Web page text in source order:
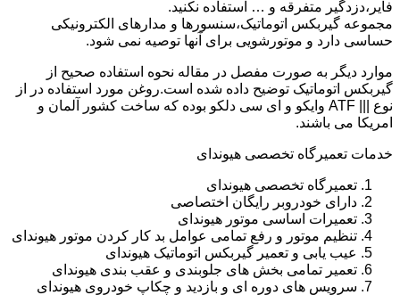
فایر،دزدگیر متفرقه و … استفاده نکنید.
مجموعه گیربکس اتوماتیک،سنسورها و مدارهای الکترونیکی
حساسی دارد و موتورشویی برای آنها توصیه نمی شود.
موارد دیگر به صورت مفصل در مقاله نحوه استفاده صحیح از
گیربکس اتوماتیک توضیح داده شده است.روغن مورد استفاده در از
نوع ||| ATF وایکو و ای سی دلکو بوده که ساخت کشور آلمان و
امریکا می باشند.
خدمات تعمیرگاه تخصصی هیوندای
تعمیرگاه تخصصی هیوندای
دارای خودروبر رایگان اختصاصی
تعمیرات اساسی موتور هیوندای
تنظیم موتور و رفع تمامی عوامل بد کار کردن موتور هیوندای
عیب یابی و تعمیر گیربکس اتوماتیک هیوندای
تعمیر تمامی بخش های جلوبندی و عقب بندی هیوندای
سرویس های دوره ای و بازدید و چکاپ خودروی هیوندای